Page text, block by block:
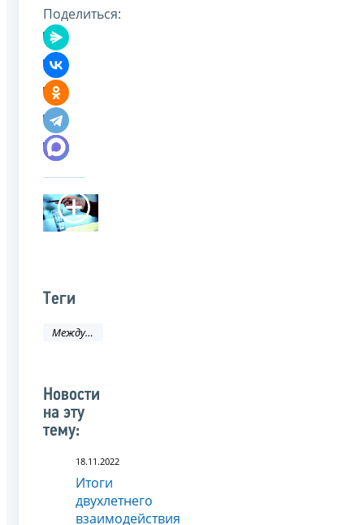
Поделиться:
Теги
Международное сотрудничество
Новости
на эту
тему:
18.11.2022
Итоги
двухлетнего
взаимодействия